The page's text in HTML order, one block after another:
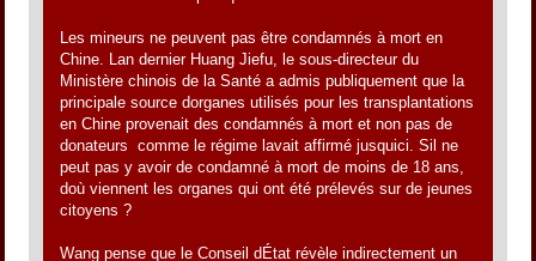
Les mineurs ne peuvent pas être condamnés à mort en
Chine. Lan dernier Huang Jiefu, le sous-directeur du
Ministère chinois de la Santé a admis publiquement que la
principale source dorganes utilisés pour les transplantations
en Chine provenait des condamnés à mort et non pas de
donateurs comme le régime lavait affirmé jusquici. Sil ne
peut pas y avoir de condamné à mort de moins de 18 ans,
doù viennent les organes qui ont été prélevés sur de jeunes
citoyens ?
Wang pense que le Conseil dÉtat révèle indirectement un